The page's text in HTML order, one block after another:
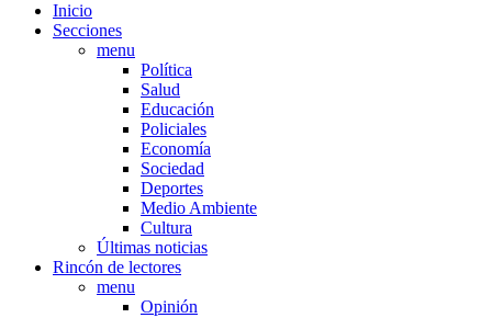
Inicio
Secciones
menu
Política
Salud
Educación
Policiales
Economía
Sociedad
Deportes
Medio Ambiente
Cultura
Últimas noticias
Rincón de lectores
menu
Opinión